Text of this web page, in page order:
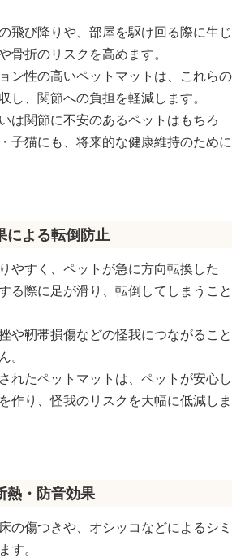
飛び降りや、部屋を駆け回る際に生じ
骨折のリスクを高めます。
ン性の高いペットマットは、これらの
し、関節への負担を軽減します。
は関節に不安のあるペットはもちろ
子猫にも、将来的な健康維持のために
による転倒防止
やすく、ペットが急に方向転換した
る際に足が滑り、転倒してしまうこと
や靭帯損傷などの怪我につながること
。
れたペットマットは、ペットが安心し
作り、怪我のリスクを大幅に低減しま
熱・防音効果
の傷つきや、オシッコなどによるシミ
す。